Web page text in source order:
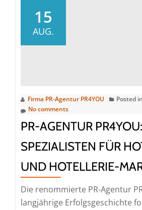
KOKUBU
15
AUG.
Firma PR-Agentur PR4YOU Posted in
No comments
PR-AGENTUR
SPEZIALISTEN FÜR
UND HOTELLERIE-
Die renommierte PR-Agentur
langjährige Erfolgsgeschichte